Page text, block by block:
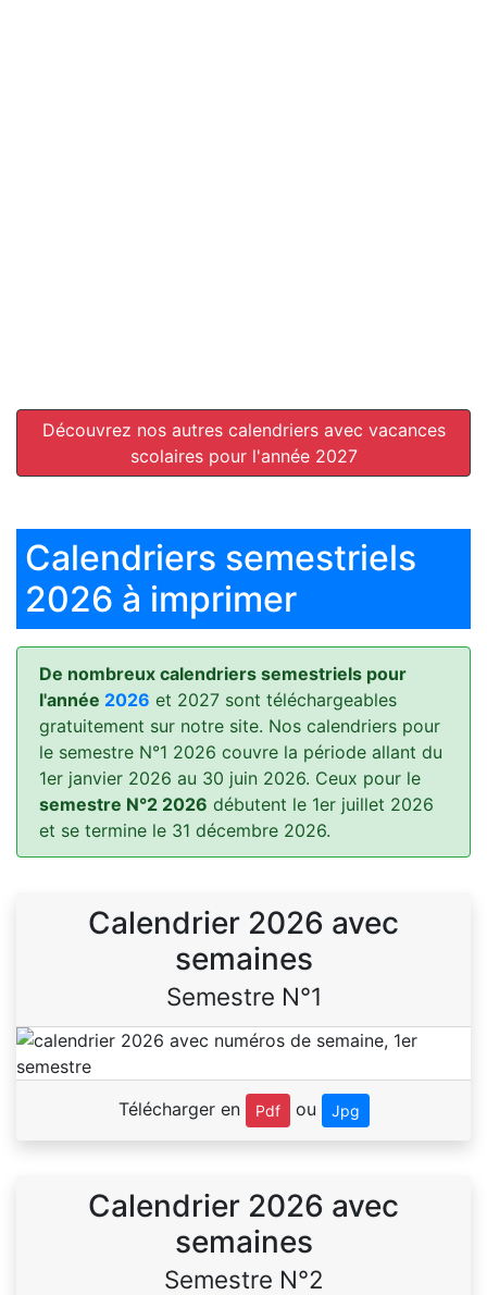
Découvrez nos autres calendriers avec vacances
scolaires pour l'année 2027
Calendriers semestriels
2026 à imprimer
De nombreux calendriers semestriels pour
l'année 2026 et 2027 sont téléchargeables
gratuitement sur notre site. Nos calendriers pour
le semestre N°1 2026 couvre la période allant du
1er janvier 2026 au 30 juin 2026. Ceux pour le
semestre N°2 2026 débutent le 1er juillet 2026
et se termine le 31 décembre 2026.
Calendrier 2026 avec
semaines
Semestre N°1
Télécharger en Pdf ou Jpg
Calendrier 2026 avec
semaines
Semestre N°2